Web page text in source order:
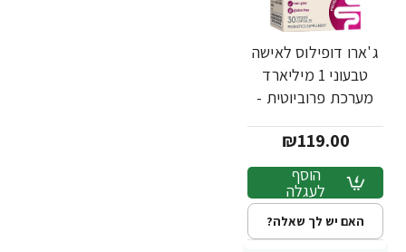
ג'ארו דופילוס לאישה
טבעוני 1 מיליארד
מערכת פרוביוטית -
Jarrow Formulas
₪119.00
הוסף
לעגלה
האם יש לך שאלה?